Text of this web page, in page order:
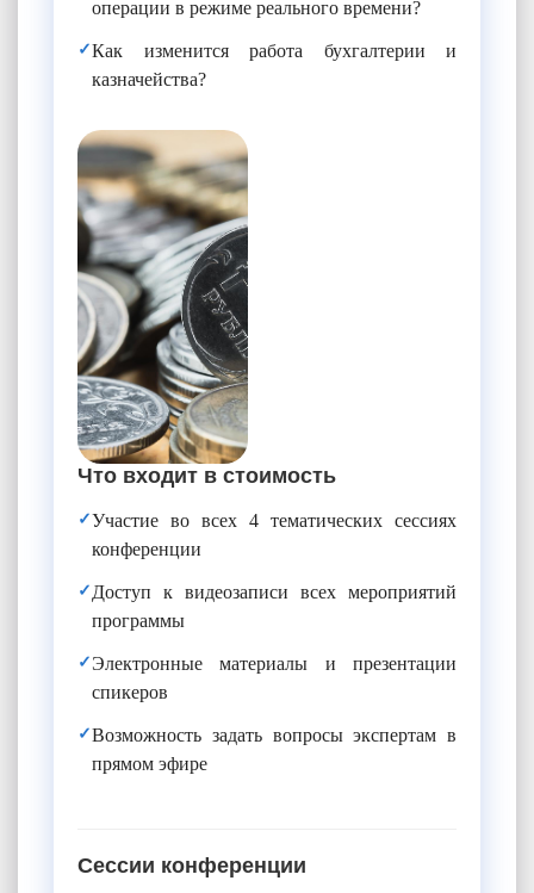
операции в режиме реального времени?
✓Как изменится работа бухгалтерии и
казначейства?
Что входит в стоимость
✓Участие во всех 4 тематических сессиях
конференции
✓Доступ к видеозаписи всех мероприятий
программы
✓Электронные материалы и презентации
спикеров
✓Возможность задать вопросы экспертам в
прямом эфире
Сессии конференции